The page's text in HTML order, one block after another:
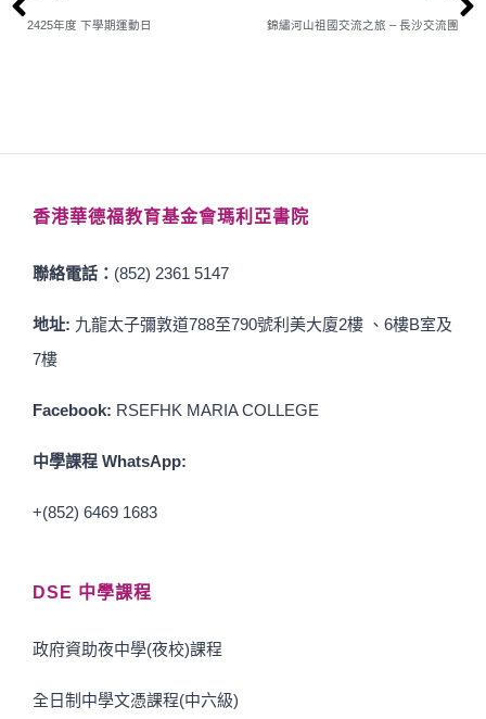
2425年度 下學期運動日 錦繡河山祖國交流之旅 – 長沙交流團
香港華德福教育基金會瑪利亞書院
聯絡電話： (852) 2361 5147
地址: 九龍太子彌敦道788至790號利美大廈2樓 、6樓B室及
7樓
Facebook: RSEFHK MARIA COLLEGE
中學課程 WhatsApp:
+(852) 6469 1683
DSE 中學課程
政府資助夜中學(夜校)課程
全日制中學文憑課程(中六級)